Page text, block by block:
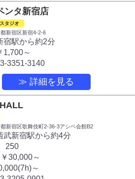
ンタ新宿店
タジオ
新宿区新宿4-2-6
宿駅から約2分
1,700～
3351-3140
≫ 詳細を見る
新宿区歌舞伎町2-36-3アシベ会館B2
武新宿駅から約4分
250
￥30,000～
～